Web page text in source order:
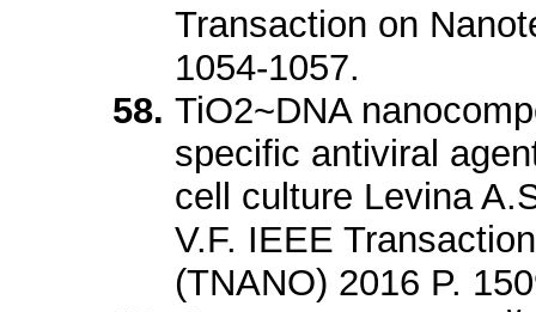
Transaction on
1054-1057.
TiO2~DNA
specific antiviral
cell culture Levina
V.F. IEEE
(TNANO) 2016 P.